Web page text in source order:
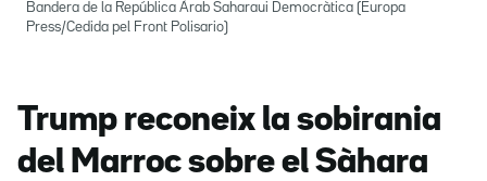
Bandera de la República Àrab Saharaui Democràtica (Europa
Press/Cedida pel Front Polisario)
Trump reconeix la sobirania
del Marroc sobre el Sàhara